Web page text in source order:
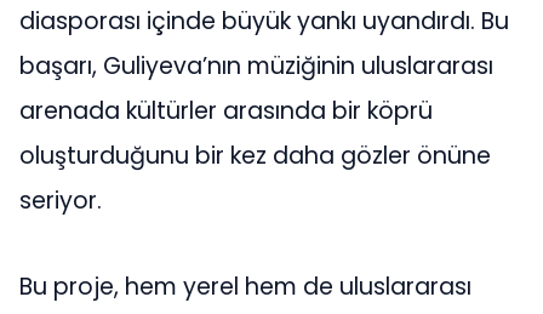
diasporası içinde büyük yankı uyandırdı. Bu
başarı, Guliyeva’nın müziğinin uluslararası
arenada kültürler arasında bir köprü
oluşturduğunu bir kez daha gözler önüne
seriyor.
Bu proje, hem yerel hem de uluslararası